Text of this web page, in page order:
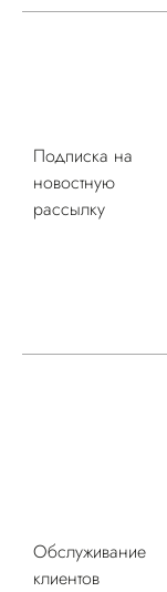
Подписка на
новостную
рассылку
Обслуживание
клиентов